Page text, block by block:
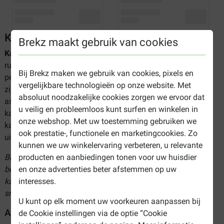
Brekz maakt gebruik van cookies
Bij Brekz maken we gebruik van cookies, pixels en
vergelijkbare technologieën op onze website. Met
absoluut noodzakelijke cookies zorgen we ervoor dat
u veilig en probleemloos kunt surfen en winkelen in
onze webshop. Met uw toestemming gebruiken we
ook prestatie-, functionele en marketingcookies. Zo
kunnen we uw winkelervaring verbeteren, u relevante
producten en aanbiedingen tonen voor uw huisdier
en onze advertenties beter afstemmen op uw
interesses.
U kunt op elk moment uw voorkeuren aanpassen bij
de Cookie instellingen via de optie “Cookie
Kattenmandjes bij Brekz
Kattenmandjesbieden uw kat een heerlijke slaap- en
rustplek. Katten slapen gemiddeld tussen de 12 en 20 uur
per dag, veel meer dan mensen. Het is dus van belang dat
zij deze uren comfortabel kunnen doorbrengen. Het
assortiment van Brekz biedt hoogwaardige kwaliteit
kattenmandjes voor een optimale slaapervaring. Zo kan uw
kat compleet ontspannen, lekker relaxen en volledig
uitrusten voor het volgende avontuur.
Bij Brekz kunt u de fijnste kattenmandjes goedkoop
bestellen. Bekijk ons assortiment en koop nu de beste
kattenaccessoires tegen de scherpste prijzen. Makkelijk en
snel online besteld!
Assortiment kattenmandjes